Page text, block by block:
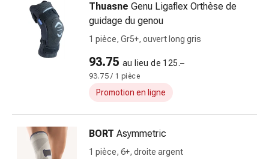
Veines
Troubles
cardiaques
nerveux
Troubles
Thuasne Genu Ligaflex Orthèse de
guidage du genou
1 pièce, Gr5+, ouvert long gris
93.75 au lieu de 125.–
93.75 / 1 pièce
Promotion en ligne
BORT Asymmetric
1 pièce, 6+, droite argent